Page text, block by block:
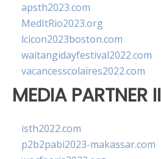
apsth2023.com
MedItRio2023.org
lcicon2023boston.com
waitangidayfestival2022.com
vacancesscolaires2022.com
MEDIA PARTNER II
isth2022.com
p2b2pabi2023-makassar.com